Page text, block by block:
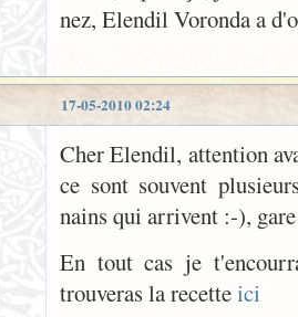
nez, Elendil Voronda a
17-05-2010 02:24
Cher Elendil, attention
ce sont souvent
nains qui arrivent :-),
En tout cas je
trouveras la recetteici